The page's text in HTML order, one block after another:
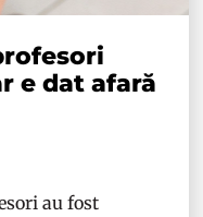
e dat afară
au fost